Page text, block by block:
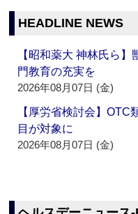
HEADLINE NEWS
【昭和薬大 神林氏ら
門教育の充実を
2026年08月07日 (金)
【厚労省検討会】OTC
目が対象に
2026年08月07日 (金)